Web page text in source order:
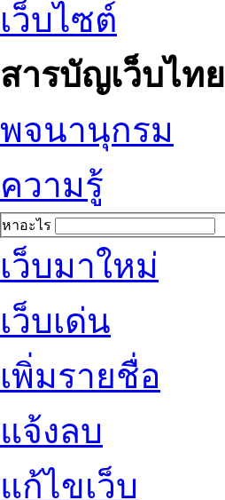
เว็บไซต์
สารบัญเว็บไทย
พจนานุกรม
ความรู้
หาอะไร
เว็บมาใหม่
เว็บเด่น
เพิ่มรายชื่อ
แจ้งลบ
แก้ไขเว็บ